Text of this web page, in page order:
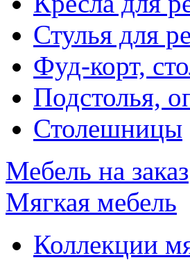
Стулья для
Фуд-корт,
Подстолья,
Столешницы
Мебель на заказ
Мягкая мебель
Коллекции